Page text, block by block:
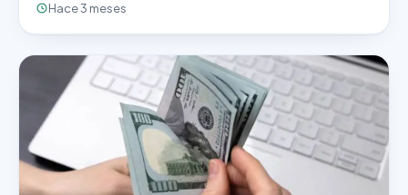
Hace 3 meses